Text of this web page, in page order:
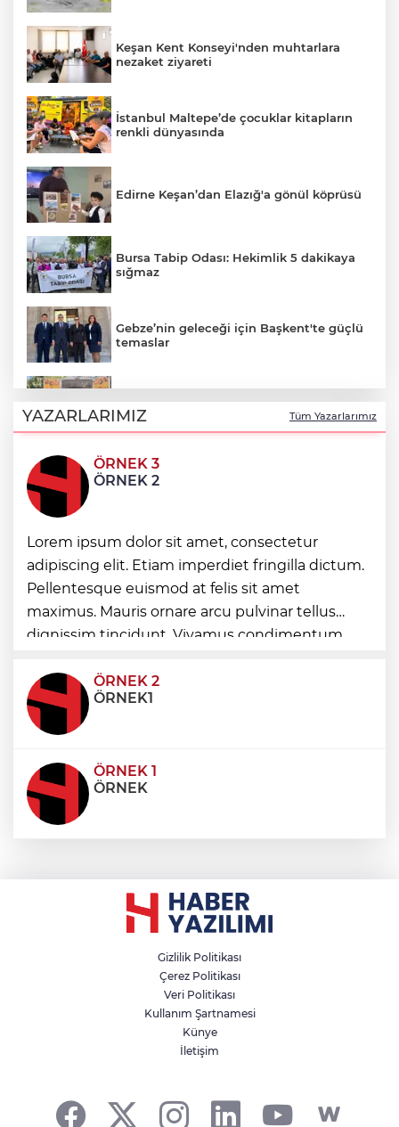
Keşan Kent Konseyi'nden muhtarlara
nezaket ziyareti
İstanbul Maltepe’de çocuklar kitapların
renkli dünyasında
Edirne Keşan’dan Elazığ'a gönül köprüsü
Bursa Tabip Odası: Hekimlik 5 dakikaya
sığmaz
Gebze’nin geleceği için Başkent'te güçlü
temaslar
vefatının yıl dönümünde anıldı
Keşan'da 177 milyon liralık yeni Hükümet
Konağı'nın temeli atıldı
İzmit'te 3 Çınar Çocuk Evi için kura
çekimi gerçekleştirildi
Kocaeli'de kırsal mahalleye modern yol
YAZARLARIMIZ Tüm Yazarlarımız
ÖRNEK 3
ÖRNEK 2
Lorem ipsum dolor sit amet, consectetur
adipiscing elit. Etiam imperdiet fringilla dictum.
Pellentesque euismod at felis sit amet
maximus. Mauris ornare arcu pulvinar tellus
dignissim tincidunt. Vivamus condimentum
condimentum eros et, faucibus sapien. Praese
ÖRNEK 2
ÖRNEK1
ÖRNEK 1
ÖRNEK
Gizlilik Politikası
Çerez Politikası
Veri Politikası
Kullanım Şartnamesi
Künye
İletişim